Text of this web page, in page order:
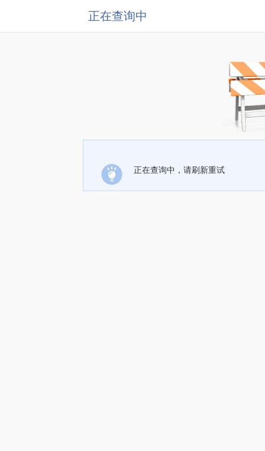
正在查询中
正在查询中，请刷新重试